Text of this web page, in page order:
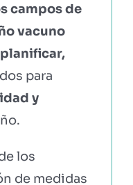
campos de
vacuno
planificar,
para
y
los
de medidas